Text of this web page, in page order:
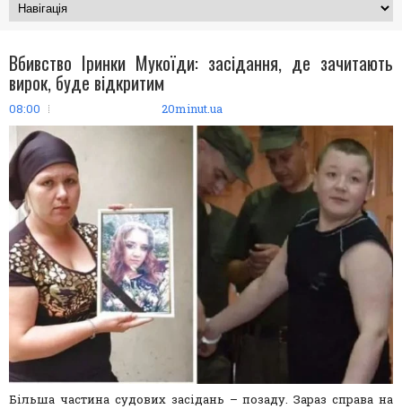
Вбивство Іринки Мукоїди: засідання, де зачитають
вирок, буде відкритим
08:00 20minut.ua
Більша частина судових засідань – позаду. Зараз справа на